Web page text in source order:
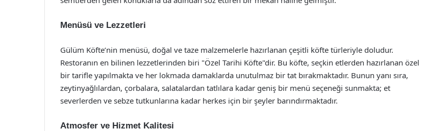
Menüsü ve Lezzetleri
Gülüm Köfte’nin menüsü, doğal ve taze malzemelerle hazırlanan çeşitli köfte türleriyle doludur.
Restoranın en bilinen lezzetlerinden biri "Özel Tarihi Köfte"dir. Bu köfte, seçkin etlerden hazırlanan özel
bir tarifle yapılmakta ve her lokmada damaklarda unutulmaz bir tat bırakmaktadır. Bunun yanı sıra,
zeytinyağlılardan, çorbalara, salatalardan tatlılara kadar geniş bir menü seçeneği sunmakta; et
severlerden ve sebze tutkunlarına kadar herkes için bir şeyler barındırmaktadır.
Atmosfer ve Hizmet Kalitesi